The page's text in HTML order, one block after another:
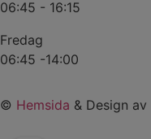
06:45 - 16:15
Fredag
06:45 -14:00
© Hemsida & Design av